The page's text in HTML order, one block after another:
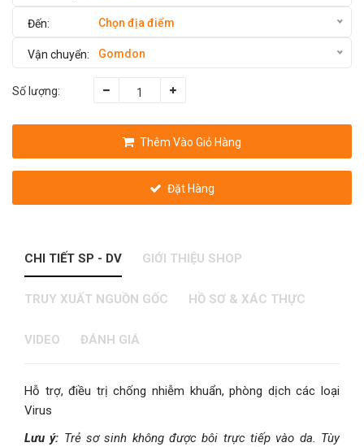
Chọn địa điểm
Gomdon
Số lượng:
Thêm Vào Giỏ Hàng
Đặt Hàng
CHI TIẾT SP - DV GIỚI THIỆU SHOP
TRUY XUẤT NGUỒN GỐC HỒ SƠ & XÁC THỰC
VIDEO ĐÁNH GIÁ
Hỗ trợ, điều trị chống nhiễm khuẩn, phòng dịch các loại
Virus
Lưu ý: Trẻ sơ sinh không được bôi trực tiếp vào da. Tùy